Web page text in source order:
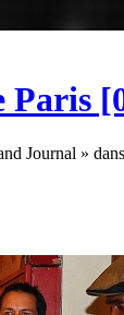
Paris
Journal »